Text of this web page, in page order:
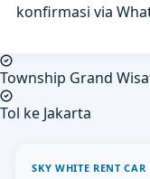
konfirmasi via
Township Grand
Tol ke Jakarta
SKY WHITE RENT CAR